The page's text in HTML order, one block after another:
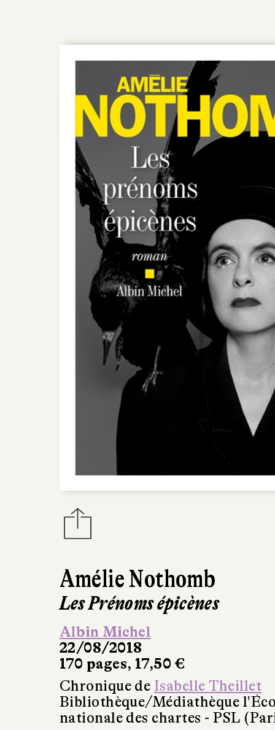
Amélie Nothomb
Les Prénoms épicènes
Albin Michel
22/08/2018
170 pages, 17,50 €
Chronique de Isabelle Theillet
Bibliothèque/Médiathèque
nationale des chartes - PSL